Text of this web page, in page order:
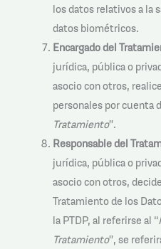
los datos relativos a la
datos biométricos.
Encargado del
jurídica, pública o
asocio con otros,
personales por cuenta
Tratamiento”.
Responsable del
jurídica, pública o
asocio con otros,
Tratamiento de los
la PTDP, al referirse al “
Tratamiento”, se